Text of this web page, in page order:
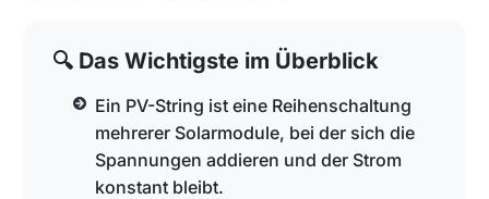
🔍 Das Wichtigste im Überblick
Ein PV-String ist eine Reihenschaltung
mehrerer Solarmodule, bei der sich die
Spannungen addieren und der Strom
konstant bleibt.